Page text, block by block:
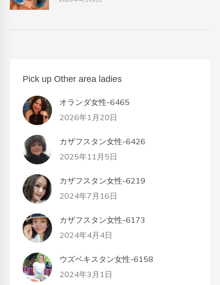
Pick up Other area ladies
オランダ女性-6465
2026年1月20日
カザフスタン女性-6426
2025年11月5日
カザフスタン女性-6219
2024年7月16日
カザフスタン女性-6173
2024年4月4日
ウズベキスタン女性-6158
2024年3月1日